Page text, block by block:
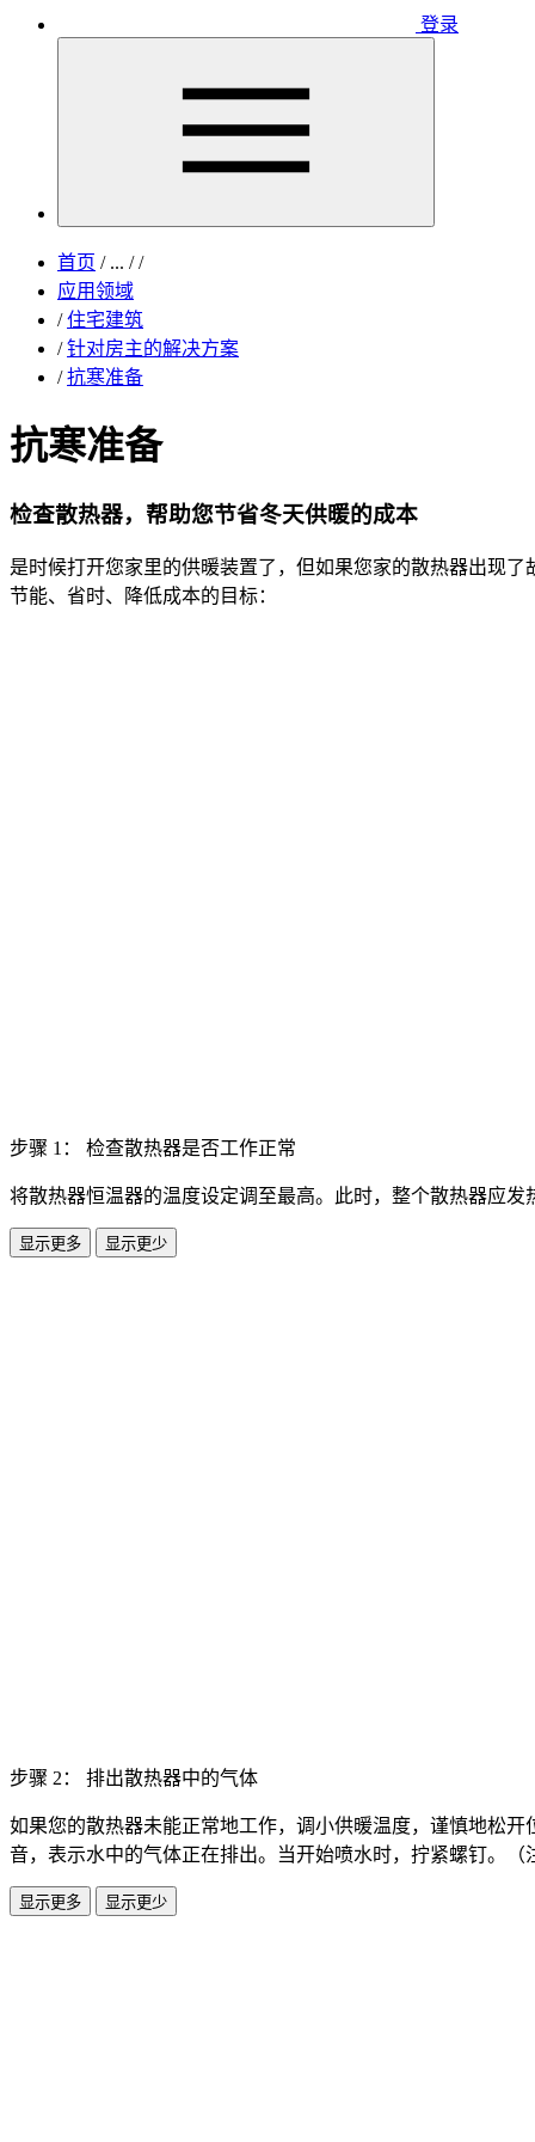
登录
首页 /... / /
应用领域
/ 住宅建筑
/ 针对房主的解决方案
/ 抗寒准备
抗寒准备
检查散热器，帮助您节省冬天供暖的成本
是时候打开您家里的供暖装置了，但如果您家的散热器出现
节能、省时、降低成本的目标：
步骤 1： 检查散热器是否工作正常
将散热器恒温器的温度设定调至最高。此时，整个散热器应
显示更多 显示更少
步骤 2： 排出散热器中的气体
如果您的散热器未能正常地工作，调小供暖温度，谨慎地松
音，表示水中的气体正在排出。当开始喷水时，拧紧螺钉。
显示更多 显示更少